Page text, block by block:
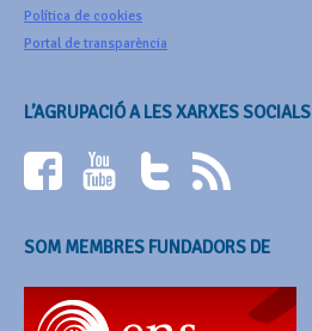
Política de cookies
Portal de transparència
L’AGRUPACIÓ A LES XARXES SOCIALS
SOM MEMBRES FUNDADORS DE